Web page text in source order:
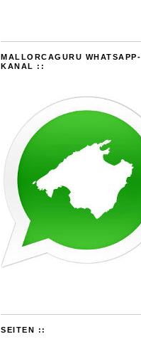
MALLORCAGURU WHATSAPP-
KANAL ::
SEITEN ::